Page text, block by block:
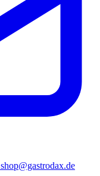
shop@gastrodax.de